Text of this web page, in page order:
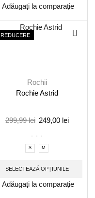
Adăugați la comparație
REDUCERE
Rochii
Rochie Astrid
299,99lei 249,00 lei
S M
SELECTEAZĂ OPȚIUNILE
Adăugați la comparație